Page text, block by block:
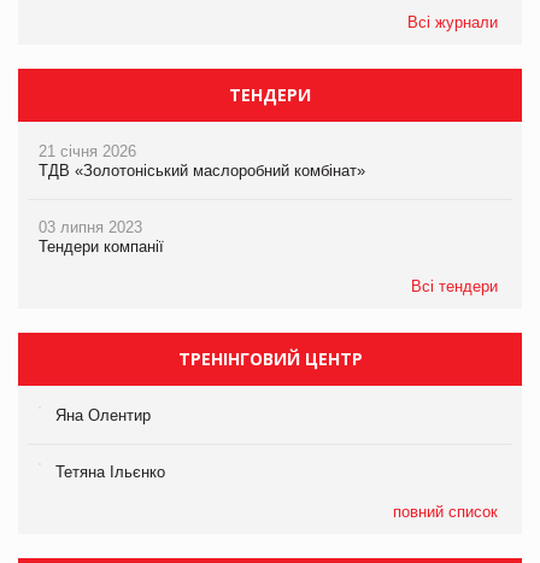
Всі журнали
ТЕНДЕРИ
21 січня 2026
ТДВ «Золотоніський маслоробний комбінат»
03 липня 2023
Тендери компанії
Всі тендери
ТРЕНІНГОВИЙ ЦЕНТР
Яна Олентир
Тетяна Ільєнко
повний список